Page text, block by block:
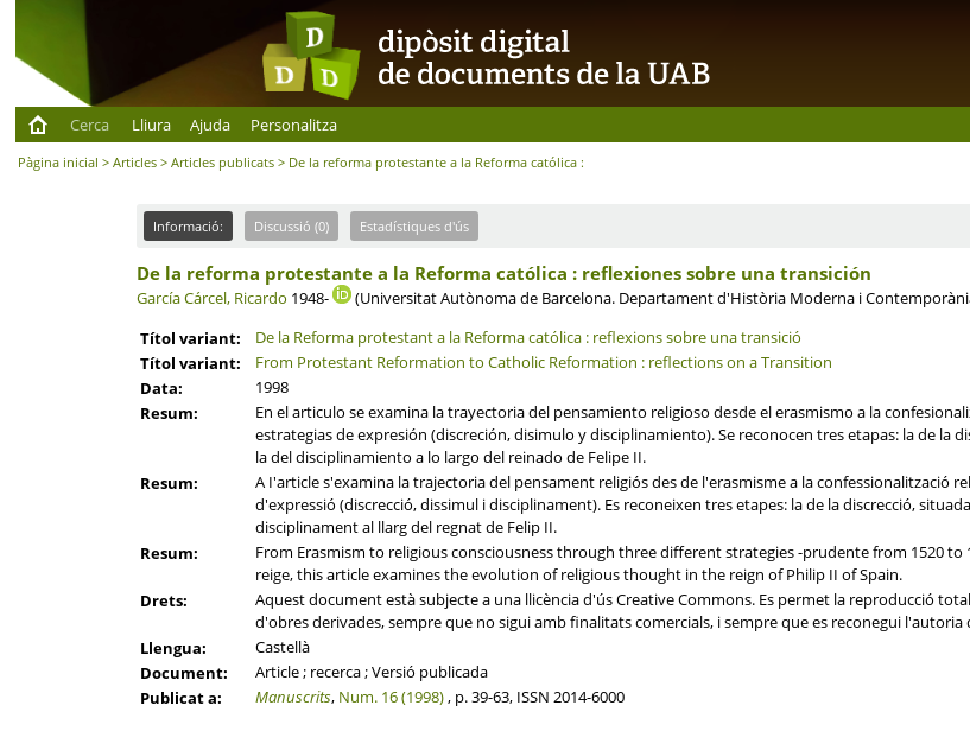
Cerca
Lliura Ajuda Personalitza
Pàgina inicial >Articles >Articles publicats > De la reforma protestante a la Reforma católica :
Informació: Discussió (0) Estadístiques d'ús
De la reforma protestante a la Reforma católica : reflexiones sobre una transición
García Cárcel, Ricardo 1948-
(Universitat Autònoma de Barcelona. Departament d'Història Moderna i
Títol variant:
De la Reforma protestant a la Reforma católica : reflexions sobre una transició
Títol variant:
From Protestant Reformation to Catholic Reformation : reflections on a Transition
Data:
1998
Resum:
En el articulo se examina la trayectoria del pensamiento religioso desde el erasmismo a la
estrategias de expresión (discreción, disimulo y disciplinamiento). Se reconocen tres etapas: la de la
la del disciplinamiento a lo largo del reinado de Felipe II.
Resum:
A I'article s'examina la trajectoria del pensament religiós des de l'erasmisme a la confessionalització
d'expressió (discrecció, dissimul i disciplinament). Es reconeixen tres etapes: la de la discrecció,
disciplinament al llarg del regnat de Felip II.
Resum:
From Erasmism to religious consciousness through three different strategies -prudente from 1520
reige, this article examines the evolution of religious thought in the reign of Philip II of Spain.
Drets:
Aquest document està subjecte a una llicència d'ús Creative Commons. Es permet la reproducció
d'obres derivades, sempre que no sigui amb finalitats comercials, i sempre que es reconegui l'autoria
Llengua:
Castellà
Document:
Article ; recerca ; Versió publicada
Publicat a:
Manuscrits, Num. 16 (1998), p. 39-63, ISSN 2014-6000